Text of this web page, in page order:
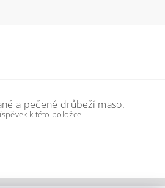
a pečené drůbeží maso.
k této položce.